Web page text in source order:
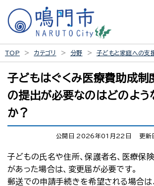
TOP カテゴリ 分野 子どもと家庭への支
子どもはぐくみ医療費助成制
の提出が必要なのはどのよう
か？
公開日 2026年01月22日 更
子どもの氏名や住所、保護者名、医療保
があった場合は、変更届が必要です。
郵送での申請手続きを希望される場合は、